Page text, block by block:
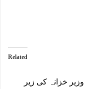
Related
خزانہ کی زیر